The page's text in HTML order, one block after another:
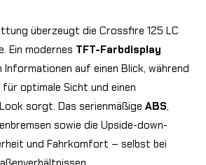
überzeugt die Crossfire 125 LC
Ein modernes TFT-Farbdisplay
auf einen Blick, während
optimale Sicht und einen
sorgt. Das serienmäßige ABS,
sowie die Upside-down-
und Fahrkomfort – selbst bei